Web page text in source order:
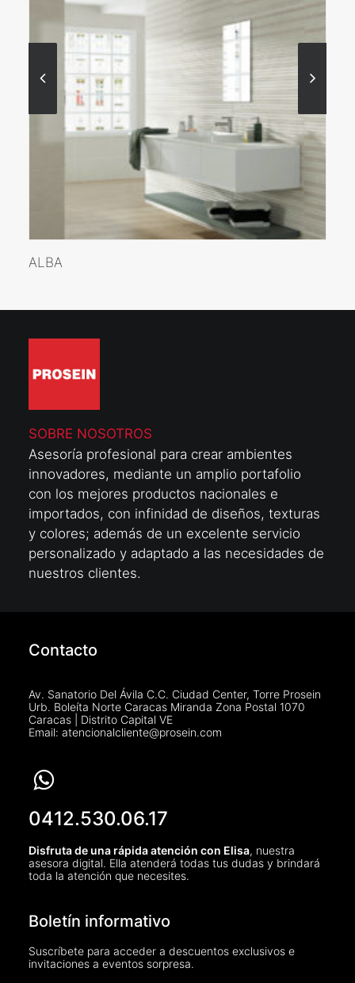
ALBA
SOBRE NOSOTROS
Asesoría profesional para crear ambientes
innovadores, mediante un amplio portafolio
con los mejores productos nacionales e
importados, con infinidad de diseños, texturas
y colores; además de un excelente servicio
personalizado y adaptado a las necesidades de
nuestros clientes.
Contacto
Av. Sanatorio Del Ávila C.C. Ciudad Center, Torre Prosein
Urb. Boleíta Norte Caracas Miranda Zona Postal 1070
Caracas | Distrito Capital VE
Email: atencionalcliente@prosein.com
0412.530.06.17
Disfruta de una rápida atención con Elisa, nuestra
asesora digital. Ella atenderá todas tus dudas y brindará
toda la atención que necesites.
Boletín informativo
Suscríbete para acceder a descuentos exclusivos e
invitaciones a eventos sorpresa.